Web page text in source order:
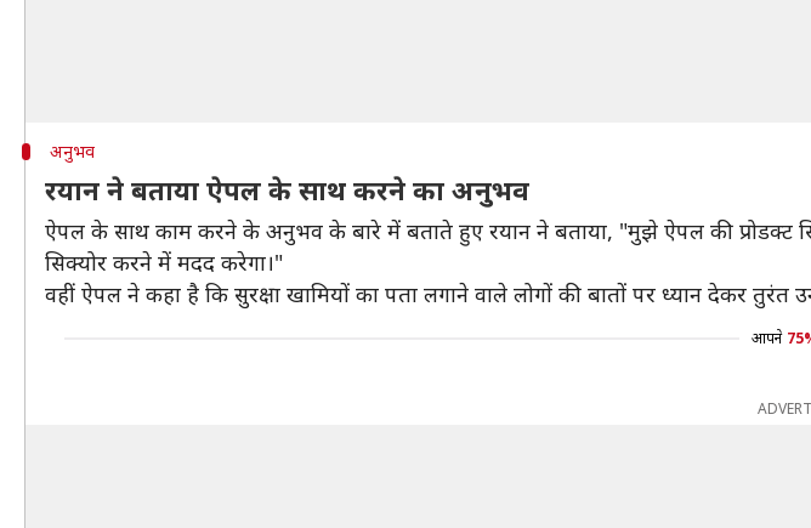
अनुभव
रयान ने बताया ऐपल के साथ करने का अनुभव
ऐपल के साथ काम करने के अनुभव के बारे में बताते हुए रयान ने बताया, "मुझे ऐपल की प्रोडक्ट
सिक्योर करने में मदद करेगा।"
वहीं ऐपल ने कहा है कि सुरक्षा खामियों का पता लगाने वाले लोगों की बातों पर ध्यान देकर
आपने